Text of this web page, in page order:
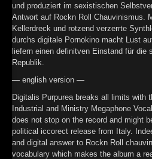
►
►
►
►
►
►
und produziert im sexistischen
Antwort auf Rockn Roll Chauvinismus.
Kellerdreck und rotzend verzerrte
durchs digitale Pornokino macht Lust
liefern einen definitven Einstand für die
Republik.
— english version —
Digitalis Purpurea breaks all limits with
Industrial and Ministry Megaphone
does not stop on the record and might
political iccorect release from Italy.
and digital answer to Rockn Roll
vocabulary which makes the album a